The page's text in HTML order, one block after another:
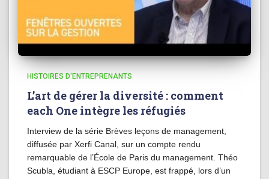
HISTOIRES D'ENTREPRENANTS
L’art de gérer la diversité : comment
each One intègre les réfugiés
Interview de la série Brèves leçons de management,
diffusée par Xerfi Canal, sur un compte rendu
remarquable de l’École de Paris du management. Théo
Scubla, étudiant à ESCP Europe, est frappé, lors d’un